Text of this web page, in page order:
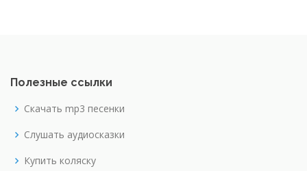
Полезные ссылки
Скачать mp3 песенки
Слушать аудиосказки
Купить коляску